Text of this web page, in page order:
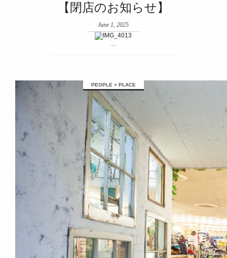
【閉店のお知らせ】
June 1, 2025
PEOPLE + PLACE